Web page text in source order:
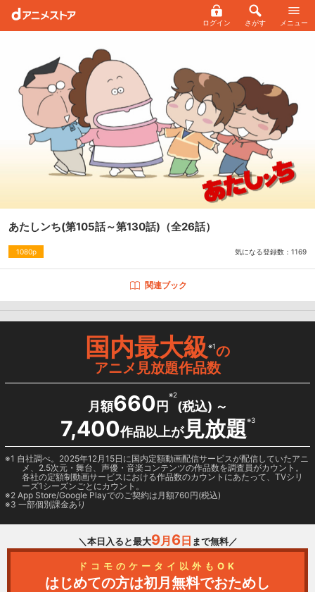
ログイン さがす メニュー
あたしンち(第105話～第130話) （全26話）
1080p 気になる登録数： 1169
関連ブック
国内最大級※1の
アニメ見放題作品数
月額660 円
※2
(税込) ～
7,400作品以上が見放題※3
1 自社調べ。2025年12月15日に国内定額動画配信サービスが配信していたアニ
メ、2.5次元・舞台、声優・音楽コンテンツの作品数を調査員がカウント。
各社の定額制動画サービスにおける作品数のカウントにあたって、TVシリ
ーズ1シーズンごとにカウント。
2 App Store/Google Playでのご契約は月額760円(税込)
3 一部個別課金あり
＼本日入ると最大9月 6日 まで無料／
ドコモのケータイ以外もOK
はじめての方は初月無料でおためし